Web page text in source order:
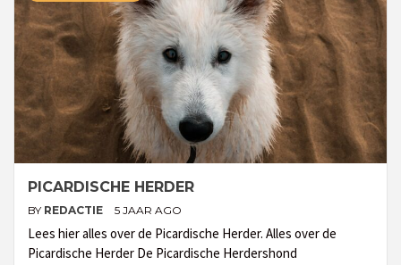
PICARDISCHE HERDER
BY REDACTIE 5 JAAR AGO
Lees hier alles over de Picardische Herder. Alles over de
Picardische Herder De Picardische Herdershond